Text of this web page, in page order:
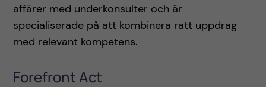
affärer med underkonsulter och är
specialiserade på att kombinera rätt uppdrag
med relevant kompetens.
Forefront Act